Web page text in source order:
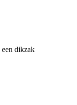
een dikzak